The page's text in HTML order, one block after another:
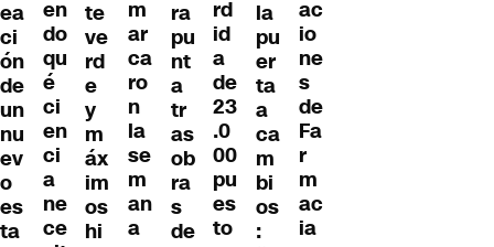
ea
ci
ón
de
un
nu
ev
o
es
ta
en
do
qu
é
ci
en
ci
a
ne
ce
te
ve
rd
e
y
m
áx
im
os
hi
m
ar
ca
ro
n
la
se
m
an
a
ra
pu
nt
a
tr
as
ob
ra
s
de
rd
id
a
de
23
.0
00
pu
es
to
la
pu
er
ta
a
ca
m
bi
os
:
ac
io
ne
s
de
Fa
r
m
ac
ia